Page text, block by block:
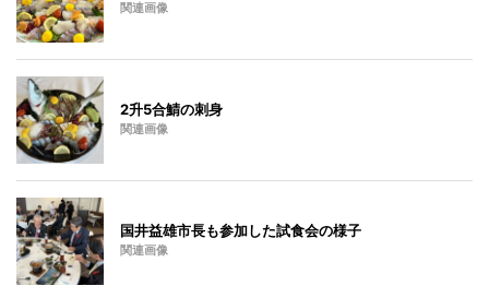
関連画像
2升5合鯖の刺身
関連画像
国井益雄市長も参加した試食会の様子
関連画像